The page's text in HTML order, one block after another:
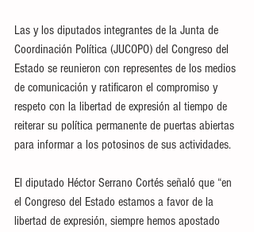
Las y los diputados integrantes de la Junta de
Coordinación Política (JUCOPO) del Congreso del
Estado se reunieron con representes de los medios
de comunicación y ratificaron el compromiso y
respeto con la libertad de expresión al tiempo de
reiterar su política permanente de puertas abiertas
para informar a los potosinos de sus actividades.
El diputado Héctor Serrano Cortés señaló que “en
el Congreso del Estado estamos a favor de la
libertad de expresión, siempre hemos apostado